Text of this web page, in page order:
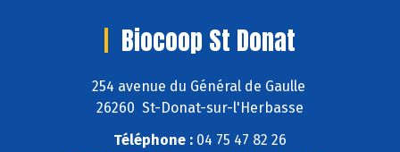
Biocoop St Donat
254 avenue du Général de Gaulle
26260 St-Donat-sur-l'Herbasse
Téléphone : 04 75 47 82 26